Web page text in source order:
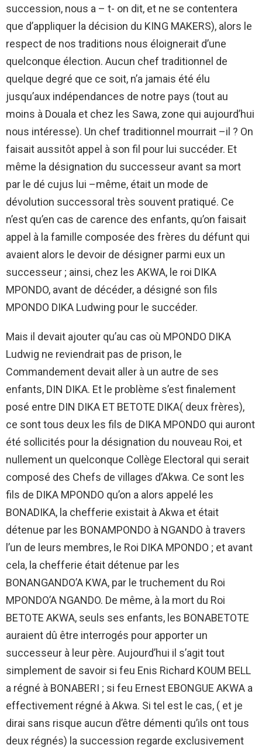
succession, nous a – t- on dit, et ne se contentera
que d’appliquer la décision du KING MAKERS), alors le
respect de nos traditions nous éloignerait d’une
quelconque élection. Aucun chef traditionnel de
quelque degré que ce soit, n’a jamais été élu
jusqu’aux indépendances de notre pays (tout au
moins à Douala et chez les Sawa, zone qui aujourd’hui
nous intéresse). Un chef traditionnel mourrait –il ? On
faisait aussitôt appel à son fil pour lui succéder. Et
même la désignation du successeur avant sa mort
par le dé cujus lui –même, était un mode de
dévolution successoral très souvent pratiqué. Ce
n’est qu’en cas de carence des enfants, qu’on faisait
appel à la famille composée des frères du défunt qui
avaient alors le devoir de désigner parmi eux un
successeur ; ainsi, chez les AKWA, le roi DIKA
MPONDO, avant de décéder, a désigné son fils
MPONDO DIKA Ludwing pour le succéder.
Mais il devait ajouter qu’au cas où MPONDO DIKA
Ludwig ne reviendrait pas de prison, le
Commandement devait aller à un autre de ses
enfants, DIN DIKA. Et le problème s’est finalement
posé entre DIN DIKA ET BETOTE DIKA( deux frères),
ce sont tous deux les fils de DIKA MPONDO qui auront
été sollicités pour la désignation du nouveau Roi, et
nullement un quelconque Collège Electoral qui serait
composé des Chefs de villages d’Akwa. Ce sont les
fils de DIKA MPONDO qu’on a alors appelé les
BONADIKA, la chefferie existait à Akwa et était
détenue par les BONAMPONDO à NGANDO à travers
l’un de leurs membres, le Roi DIKA MPONDO ; et avant
cela, la chefferie était détenue par les
BONANGANDO’A KWA, par le truchement du Roi
MPONDO’A NGANDO. De même, à la mort du Roi
BETOTE AKWA, seuls ses enfants, les BONABETOTE
auraient dû être interrogés pour apporter un
successeur à leur père. Aujourd’hui il s’agit tout
simplement de savoir si feu Enis Richard KOUM BELL
a régné à BONABERI ; si feu Ernest EBONGUE AKWA a
effectivement régné à Akwa. Si tel est le cas, ( et je
dirai sans risque aucun d’être démenti qu’ils ont tous
deux régnés) la succession regarde exclusivement